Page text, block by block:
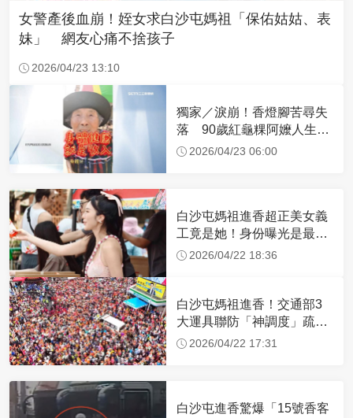
女警產後血崩！姪女求白沙屯媽祖「保佑姑姑、表
妹」 網友心痛不捨孩子
2026/04/23 13:10
獨家／淚崩！香燈腳苦尋失
落 90歲紅龜粿阿嬤人生謝
幕2026/04/23 06:00
白沙屯媽祖進香超正美女義
工竟是她！身份曝光是最美
禮生 一輩子不結婚
2026/04/22 18:36
白沙屯媽祖進香！交通部3
大運具聯防「神調度」疏運
32.1萬創新高
2026/04/22 17:31
白沙屯進香驚爆「15號香客